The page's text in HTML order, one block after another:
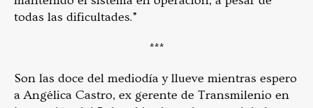
todas las dificultades.”
***
Son las doce del mediodía y llueve mientras espero
a Angélica Castro, ex gerente de Transmilenio en